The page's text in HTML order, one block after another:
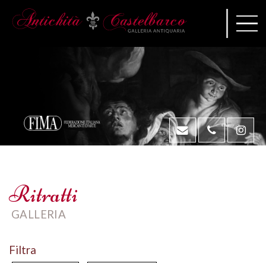
Ritratti
GALLERIA
Filtra